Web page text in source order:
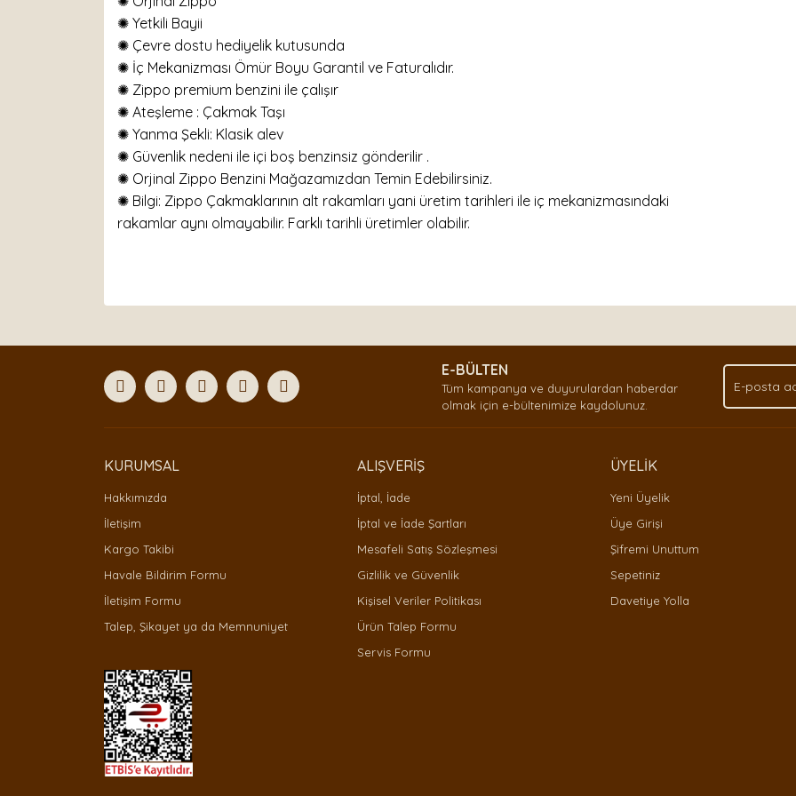
✺ Yetkili Bayii
✺ Çevre dostu hediyelik kutusunda
✺ İç Mekanizması Ömür Boyu Garantil ve Faturalıdır.
✺ Zippo premium benzini ile çalışır
✺ Ateşleme : Çakmak Taşı
✺ Yanma Şekli: Klasik alev
✺ Güvenlik nedeni ile içi boş benzinsiz gönderilir .
✺ Orjinal Zippo Benzini Mağazamızdan Temin Edebilirsiniz.
✺ Bilgi: Zippo Çakmaklarının alt rakamları yani üretim tarihleri ile iç mekanizmasındaki
rakamlar aynı olmayabilir. Farklı tarihli üretimler olabilir.
Ürün açıklamasında eksik bilgiler bulunuyor.
Bu ürüne benzer farklı alternatifler olmalı.
Gönder
E-BÜLTEN
Tüm kampanya ve duyurulardan haberdar
olmak için e-bültenimize kaydolunuz.
KURUMSAL
Hakkımızda
İletişim
Kargo Takibi
Havale Bildirim Formu
İletişim Formu
Talep, Şikayet ya da Memnuniyet
ALIŞVERİŞ
İptal, İade
İptal ve İade Şartları
Mesafeli Satış Sözleşmesi
Gizlilik ve Güvenlik
Kişisel Veriler Politikası
Ürün Talep Formu
Servis Formu
ÜYELİK
Yeni Üyelik
Üye Girişi
Şifremi Unuttum
Sepetiniz
Davetiye Yolla